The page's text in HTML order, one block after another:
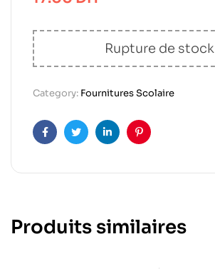
Rupture de stock
Category: Fournitures Scolaire
FacebookTwitterLinkedinPinterest
Produits similaires